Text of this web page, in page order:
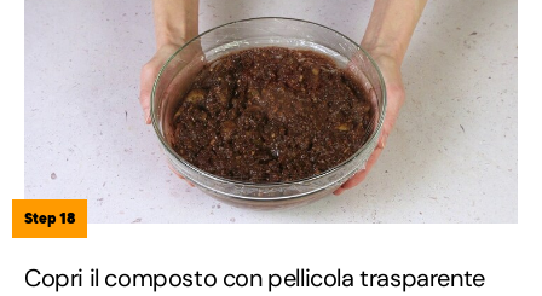
Step 18
Copri il composto con pellicola trasparente